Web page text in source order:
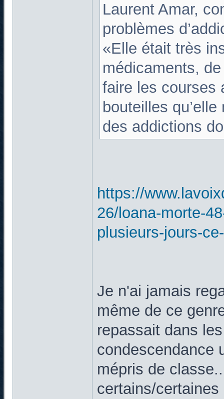
Laurent Amar,
problèmes
«Elle était très
médicaments,
faire les courses
bouteilles
des addictions
https://
26/loana-morte-
plusieurs-jours-
Je n'ai jamais
même de ce
repassait dans
condescendance
mépris de
certains/